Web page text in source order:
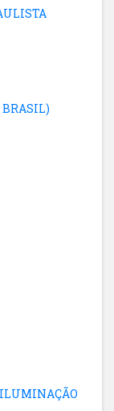
BRASIL)
ILUMINAÇÃO